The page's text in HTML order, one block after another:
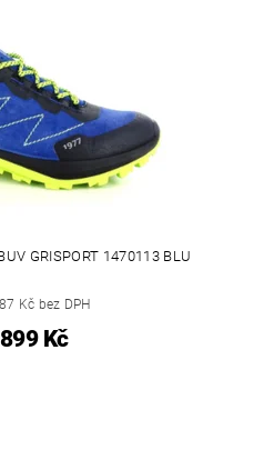
GRISPORT 1470113 BLU
Kč bez DPH
Kč